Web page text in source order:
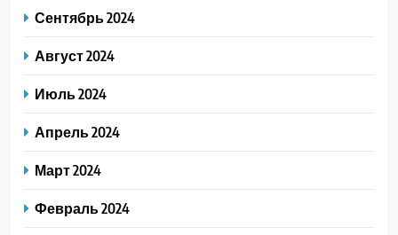
Сентябрь 2024
Август 2024
Июль 2024
Апрель 2024
Март 2024
Февраль 2024